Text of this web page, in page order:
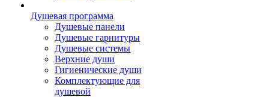
Душевая программа
Душевые панели
Душевые гарнитуры
Душевые системы
Верхние души
Гигиенические души
Комплектующие для
душевой